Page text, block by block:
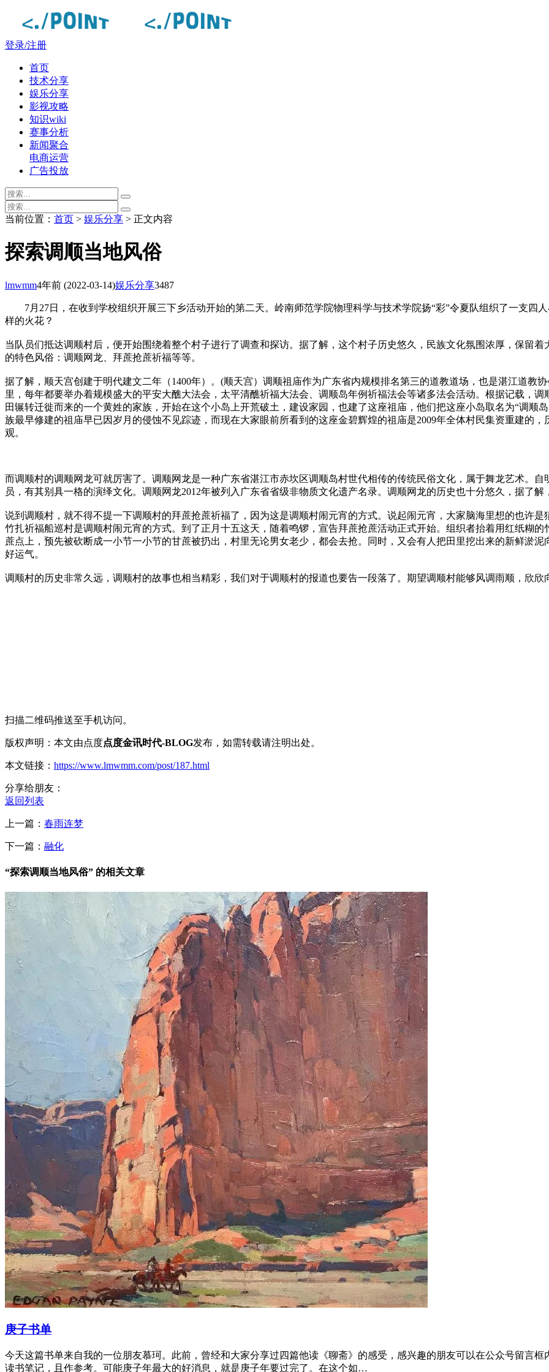
登录/注册
首页
技术分享
娱乐分享
影视攻略
知识wiki
赛事分析
新闻聚合
电商运营
广告投放
当前位置： 首页 > 娱乐分享 > 正文内容
探索调顺当地风俗
lmwmm4年前 (2022-03-14)娱乐分享3487
7月27日，在收到学校组织开展三下乡活动开始的第二天。岭南师范学院物理科学与技术学院扬“彩”令夏队组织了一支四
样的火花？
当队员们抵达调顺村后，便开始围绕着整个村子进行了调查和探访。据了解，这个村子历史悠久，民族文化氛围浓厚，保留
的特色风俗：调顺网龙、拜蔗抢蔗祈福等等。
据了解，顺天宫创建于明代建文二年（1400年）。(顺天宫）调顺祖庙作为广东省内规模排名第三的道教道场，也是湛江道教
里，每年都要举办着规模盛大的平安大醮大法会，太平清醮祈福大法会、调顺岛年例祈福法会等诸多法会活动。根据记载，
田辗转迁徙而来的一个黄姓的家族，开始在这个小岛上开荒破土，建设家园，也建了这座祖庙，他们把这座小岛取名为“调顺
族最早修建的祖庙早已因岁月的侵蚀不见踪迹，而现在大家眼前所看到的这座金碧辉煌的祖庙是2009年全体村民集资重建的
观。
而调顺村的调顺网龙可就厉害了。调顺网龙是一种广东省湛江市赤坎区调顺岛村世代相传的传统民俗文化，属于舞龙艺术。
员，有其别具一格的演绎文化。调顺网龙2012年被列入广东省省级非物质文化遗产名录。调顺网龙的历史也十分悠久，据了
说到调顺村，就不得不提一下调顺村的拜蔗抢蔗祈福了，因为这是调顺村闹元宵的方式。说起闹元宵，大家脑海里想的也许
竹扎祈福船巡村是调顺村闹元宵的方式。到了正月十五这天，随着鸣锣，宣告拜蔗抢蔗活动正式开始。组织者抬着用红纸糊
蔗点上，预先被砍断成一小节一小节的甘蔗被扔出，村里无论男女老少，都会去抢。同时，又会有人把田里挖出来的新鲜淤
好运气。
调顺村的历史非常久远，调顺村的故事也相当精彩，我们对于调顺村的报道也要告一段落了。期望调顺村能够风调雨顺，欣欣
扫描二维码推送至手机访问。
版权声明：本文由点度点度金讯时代-BLOG发布，如需转载请注明出处。
本文链接： https://www.lmwmm.com/post/187.html
分享给朋友：
返回列表
上一篇： 春雨连梦
下一篇： 融化
“探索调顺当地风俗” 的相关文章
庚子书单
今天这篇书单来自我的一位朋友慕珂。此前，曾经和大家分享过四篇他读《聊斋》的感受，感兴趣的朋友可以在公众号留言
读书笔记，且作参考。可能庚子年最大的好消息，就是庚子年要过完了。在这个如…